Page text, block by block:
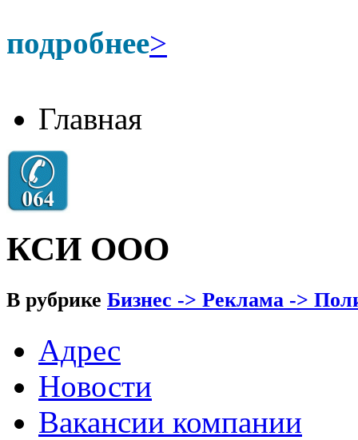
подробнее>
Главная
КСИ ООО
В рубрике Бизнес -> Реклама ->
Адрес
Новости
Вакансии компании